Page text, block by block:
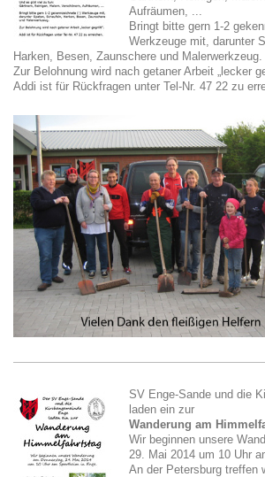
Aufräumen, ...
Bringt bitte gern 1-2
Werkzeuge mit, darunter
Harken, Besen, Zaunschere und Malerwerkzeug.
Zur Belohnung wird nach getaner Arbeit „lecker
Addi ist für Rückfragen unter Tel-Nr. 47 22 zu
SV Enge-Sande und die
laden ein zur
Wanderung am
Wir beginnen unsere
29. Mai 2014 um 10 Uhr
An der Petersburg treffen